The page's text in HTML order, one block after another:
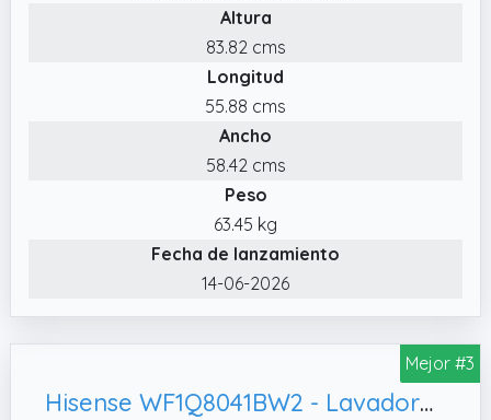
Altura
83.82 cms
Longitud
55.88 cms
Ancho
58.42 cms
Peso
63.45 kg
Fecha de lanzamiento
14-06-2026
Mejor #3
Hisense WF1Q8041BW2 - Lavadora, Tecnología Inverter